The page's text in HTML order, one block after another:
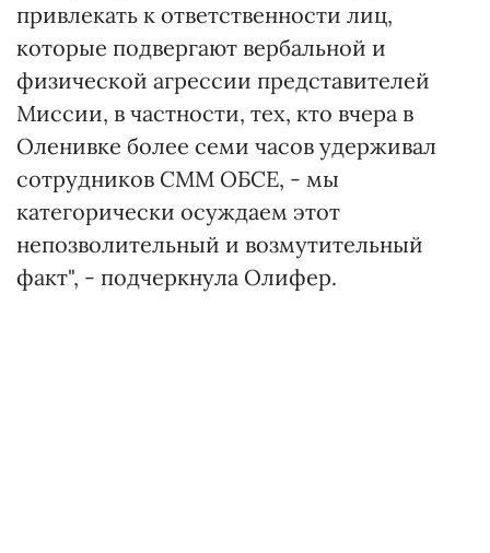
привлекать к ответственности лиц,
которые подвергают вербальной и
физической агрессии представителей
Миссии, в частности, тех, кто вчера в
Оленивке более семи часов удерживал
сотрудников СММ ОБСЕ, - мы
категорически осуждаем этот
непозволительный и возмутительный
факт", - подчеркнула Олифер.